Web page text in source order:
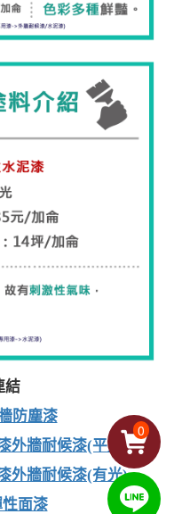
結
防塵漆
外牆耐候漆(平光)
外牆耐候漆(有光)
性面漆
0